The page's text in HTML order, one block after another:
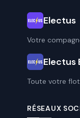
Electus
Votre
Electus
Toute votre
RÉSEAUX